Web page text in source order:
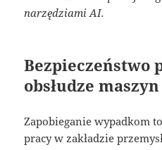
narzędziami AI.
Bezpieczeństwo
obsłudze maszyn
Zapobieganie wypadkom
pracy w zakładzie